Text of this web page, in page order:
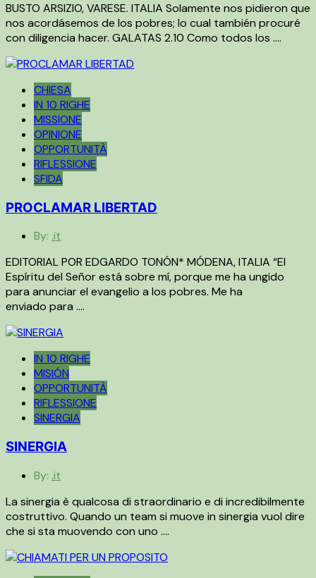
BUSTO ARSIZIO, VARESE. ITALIA Solamente nos pidieron que
nos acordásemos de los pobres; lo cual también procuré
con diligencia hacer. GALATAS 2.10 Como todos los ….
CHIESA
IN 10 RIGHE
MISSIONE
OPINIONE
OPPORTUNITÀ
RIFLESSIONE
SFIDA
PROCLAMAR LIBERTAD
By: .it
EDITORIAL POR EDGARDO TONÓN* MÓDENA, ITALIA “El
Espíritu del Señor está sobre mí, porque me ha ungido
para anunciar el evangelio a los pobres. Me ha
enviado para ….
IN 10 RIGHE
MISIÓN
OPPORTUNITÀ
RIFLESSIONE
SINERGIA
SINERGIA
By: .it
La sinergia è qualcosa di straordinario e di incredibilmente
costruttivo. Quando un team si muove in sinergia vuol dire
che si sta muovendo con uno ….